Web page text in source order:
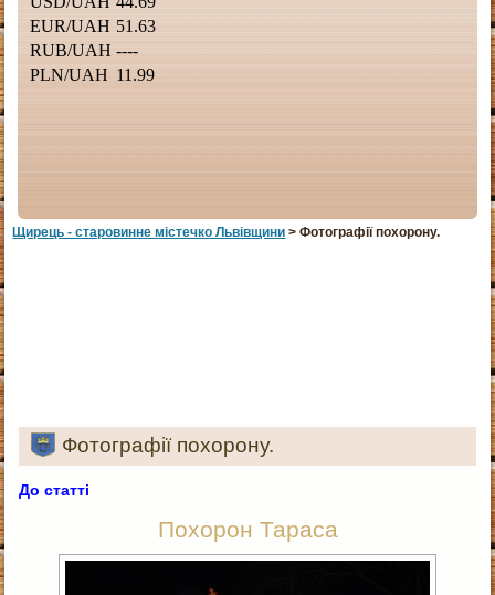
Щирець - старовинне мiстечко Львiвщини > Фотографії похорону.
Фотографії похорону.
До статті
Похорон Тараса